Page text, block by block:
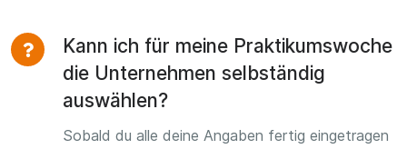
Kann ich für meine Praktikumswoche
die Unternehmen selbständig
auswählen?
Sobald du alle deine Angaben fertig eingetragen